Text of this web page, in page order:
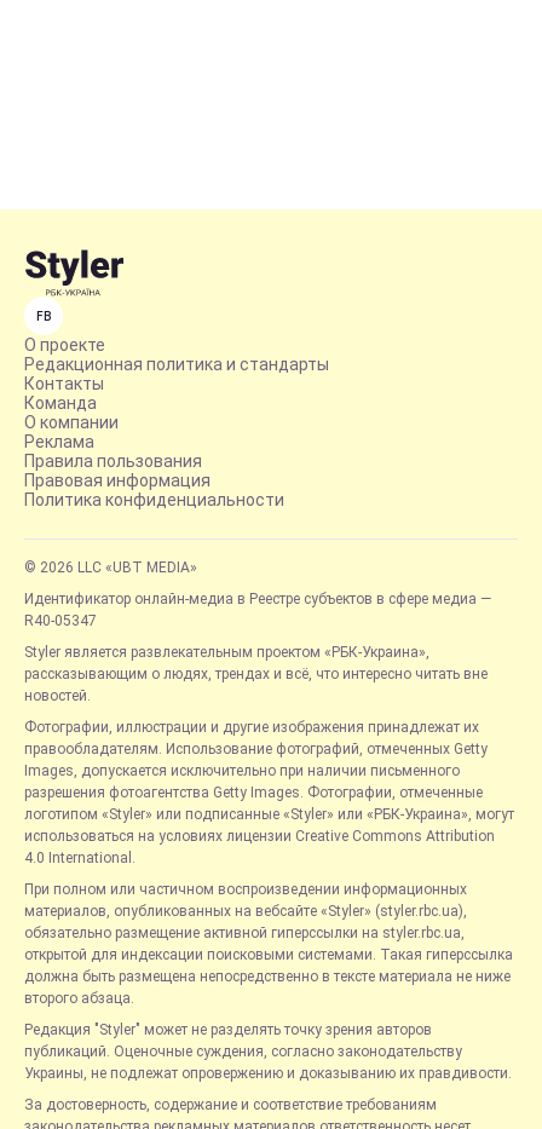
FB
О проекте
Редакционная политика и стандарты
Контакты
Команда
О компании
Реклама
Правила пользования
Правовая информация
Политика конфиденциальности
© 2026 LLC «UBT MEDIA»
Идентификатор онлайн-медиа в Реестре субъектов в сфере медиа —
R40-05347
Styler является развлекательным проектом «РБК-Украина»,
рассказывающим о людях, трендах и всё, что интересно читать вне
новостей.
Фотографии, иллюстрации и другие изображения принадлежат их
правообладателям. Использование фотографий, отмеченных Getty
Images, допускается исключительно при наличии письменного
разрешения фотоагентства Getty Images. Фотографии, отмеченные
логотипом «Styler» или подписанные «Styler» или «РБК-Украина», могут
использоваться на условиях лицензии Creative Commons Attribution
4.0 International.
При полном или частичном воспроизведении информационных
материалов, опубликованных на вебсайте «Styler» (styler.rbc.ua),
обязательно размещение активной гиперссылки на styler.rbc.ua,
открытой для индексации поисковыми системами. Такая гиперссылка
должна быть размещена непосредственно в тексте материала не ниже
второго абзаца.
Редакция "Styler" может не разделять точку зрения авторов
публикаций. Оценочные суждения, согласно законодательству
Украины, не подлежат опровержению и доказыванию их правдивости.
За достоверность, содержание и соответствие требованиям